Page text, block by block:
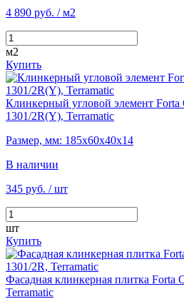
4 890 руб. / м2
м2
Купить
Клинкерный угловой элемент
1301/2R(Y), Terramatic
Размер, мм: 185х60х40х14
В наличии
345 руб. / шт
шт
Купить
Фасадная клинкерная плитка Forta
Terramatic